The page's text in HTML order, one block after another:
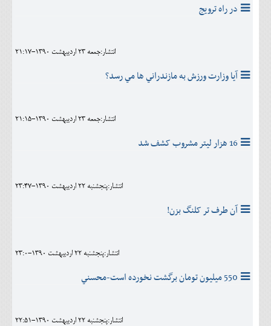
در راه ترويج
انتشار:جمعه 23 ارديبهشت 1390-21:17
آيا وزارت ورزش به مازندراني ها مي رسد؟
انتشار:جمعه 23 ارديبهشت 1390-21:15
16 هزار ليتر مشروب کشف شد
انتشار:پنجشنبه 22 ارديبهشت 1390-23:47
آن طرف تر کلنگ بزن!
انتشار:پنجشنبه 22 ارديبهشت 1390-23:0
550 ميليون تومان برگشت نخورده است-محسني
انتشار:پنجشنبه 22 ارديبهشت 1390-22:51